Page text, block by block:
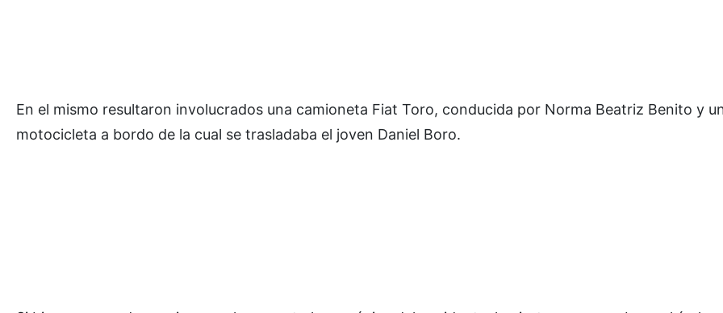
En el mismo resultaron involucrados una camioneta Fiat Toro, conducida por Norma Beatriz Benito y
motocicleta a bordo de la cual se trasladaba el joven Daniel Boro.